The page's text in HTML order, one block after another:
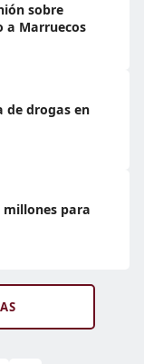
sobre
a Marruecos
de drogas en
millones para